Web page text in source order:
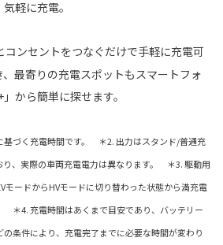
軽に充電。
コンセントをつなぐだけで手軽に充電可
最寄りの充電スポットもスマートフォ
から簡単に探せます。
基づく充電時間です。 ＊2. 出力はスタンド/普通充
り、実際の車両充電電力は異なります。 ＊3. 駆動用
ードからHVモードに切り替わった状態から満充電
＊4. 充電時間はあくまで目安であり、バッテリー
条件により、充電完了までに必要な時間が変わり